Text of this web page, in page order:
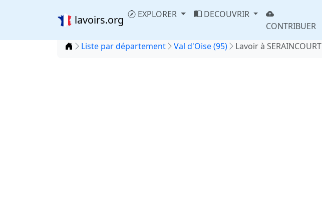
lavoirs.org EXPLORER
DECOUVRIR
CONTRIBUER
Accueil
Liste par département Val d'Oise (95) Lavoir à SERAINCOURT